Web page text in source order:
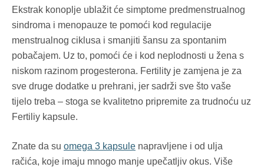
Ekstrak konoplje ublažit će simptome predmenstrualnog
sindroma i menopauze te pomoći kod regulacije
menstrualnog ciklusa i smanjiti šansu za spontanim
pobačajem. Uz to, pomoći će i kod neplodnosti u žena s
niskom razinom progesterona. Fertility je zamjena je za
sve druge dodatke u prehrani, jer sadrži sve što vaše
tijelo treba – stoga se kvalitetno pripremite za trudnoću uz
Fertiliy kapsule.
Znate da su omega 3 kapsule napravljene i od ulja
račića, koje imaju mnogo manje upečatljiv okus. Više